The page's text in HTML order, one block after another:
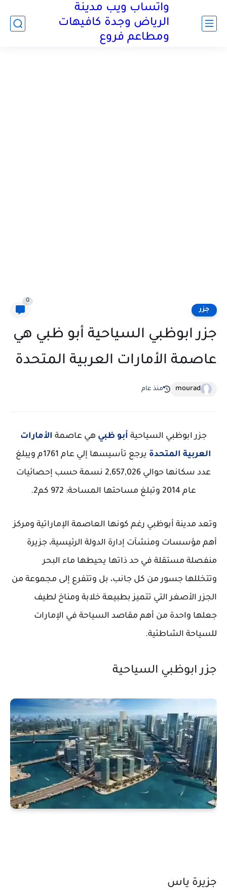
واتساب ويب مدينة
الرياض وجدة كافيهات
ومطاعم فروع
جزر
0
جزر ابوظبي السياحية أبو ظبي هي
عاصمة الأمارات العربية المتحدة
mourad منذ عام
جزر ابوظبي السياحية أبو ظبي هي عاصمة الأمارات
العربية المتحدة
يرجع تأسيسها إلي عام 1761م ويبلغ
عدد سكانها حوالي 2,657,026 نسمة حسب إحصائيات
عام 2014 وتبلغ مساحتها المساحة: 972 كم2.
وتعد مدينة أبوظبي رغم كونها العاصمة الإماراتية ومركز
أهم مؤسسات ومنشآت إدارة الدولة الرئيسية، جزيرة
منفصلة مستقلة في حد ذاتها يحيطها ماء البحر
وتتخللها جسور من كل جانب، بل وتتفرع إلى مجموعة من
الجزر الأصغر التي تتميز بطبيعة خلابة ومناخ لطيف
جعلها واحدة من أهم مقاصد السياحة في الإمارات
للسياحة الشاطئية.
جزر ابوظبي السياحية
جزيرة ياس